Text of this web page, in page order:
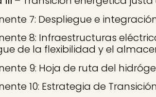
7: Despliegue e
8: Infraestructuras
de la flexibilidad y el
9: Hoja de ruta del
10: Estrategia de